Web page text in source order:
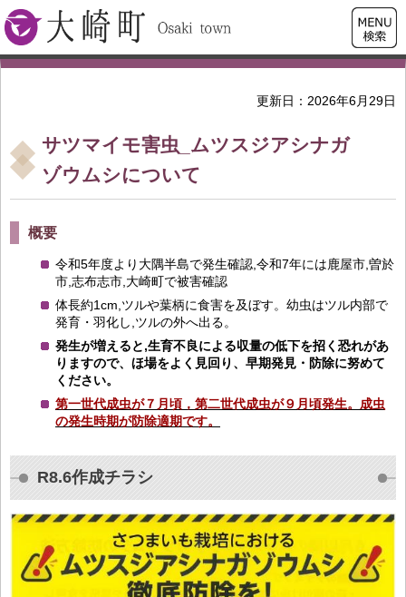
大崎町
検索・
共通メ
ニュー
更新日：2026年6月29日
サツマイモ害虫_ムツスジアシナガ
ゾウムシについて
概要
令和5年度より大隅半島で発生確認,令和7年には鹿屋市,曽於
市,志布志市,大崎町で被害確認
体長約1cm,ツルや葉柄に食害を及ぼす。幼虫はツル内部で
発育・羽化し,ツルの外へ出る。
発生が増えると,生育不良による収量の低下を招く恐れがあ
りますので、ほ場をよく見回り、早期発見・防除に努めて
ください。
第一世代成虫が７月頃，第二世代成虫が９月頃発生。成虫
の発生時期が防除適期です。
R8.6作成チラシ